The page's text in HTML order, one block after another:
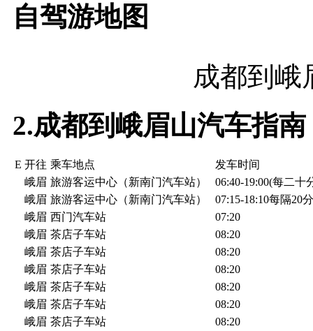
自驾游地图
成都到峨
2.成都到峨眉山汽车指南
E 开往 乘车地点
发车时间
峨眉 旅游客运中心（新南门汽车站）
06:40-19:00(每二十
峨眉 旅游客运中心（新南门汽车站）
07:15-18:10每隔20
峨眉 西门汽车站
07:20
峨眉 茶店子车站
08:20
峨眉 茶店子车站
08:20
峨眉 茶店子车站
08:20
峨眉 茶店子车站
08:20
峨眉 茶店子车站
08:20
峨眉 茶店子车站
08:20